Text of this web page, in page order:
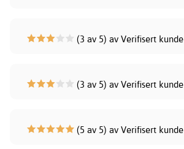
(3 av 5) av Verifisert kunde
(3 av 5) av Verifisert kunde
(5 av 5) av Verifisert kunde